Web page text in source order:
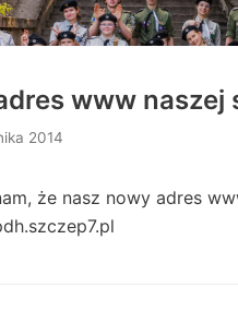
www naszej
2014
że nasz nowy adres